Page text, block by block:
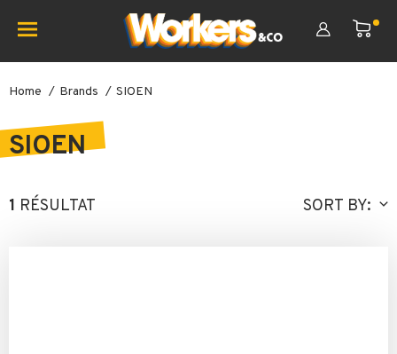
Home Brands SIOEN
SIOEN
1 RÉSULTAT SORT BY: